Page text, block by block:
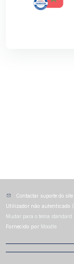
Contactar suporte do site
Utilizador não autenticado (
Mudar para o tema standard
Fornecido por Moodle